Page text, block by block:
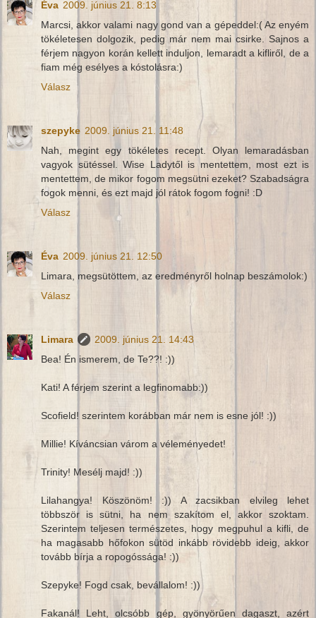
Éva 2009. június 21. 8:13
Marcsi, akkor valami nagy gond van a gépeddel:( Az enyém
tökéletesen dolgozik, pedig már nem mai csirke. Sajnos a
férjem nagyon korán kellett induljon, lemaradt a kifliről, de a
fiam még esélyes a kóstolásra:)
Válasz
szepyke 2009. június 21. 11:48
Nah, megint egy tökéletes recept. Olyan lemaradásban
vagyok sütéssel. Wise Ladytől is mentettem, most ezt is
mentettem, de mikor fogom megsütni ezeket? Szabadságra
fogok menni, és ezt majd jól rátok fogom fogni! :D
Válasz
Éva 2009. június 21. 12:50
Limara, megsütöttem, az eredményről holnap beszámolok:)
Válasz
Limara
2009. június 21. 14:43
Bea! Én ismerem, de Te??! :))
Kati! A férjem szerint a legfinomabb:))
Scofield! szerintem korábban már nem is esne jól! :))
Millie! Kíváncsian várom a véleményedet!
Trinity! Mesélj majd! :))
Lilahangya! Köszönöm! :)) A zacsikban elvileg lehet
többször is sütni, ha nem szakítom el, akkor szoktam.
Szerintem teljesen természetes, hogy megpuhul a kifli, de
ha magasabb hőfokon sütöd inkább rövidebb ideig, akkor
tovább bírja a ropogóssága! :))
Szepyke! Fogd csak, bevállalom! :))
Fakanál! Leht, olcsóbb gép, gyönyörűen dagaszt, azért